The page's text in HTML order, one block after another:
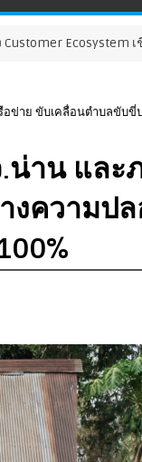
เชื่อมลูกบ้าน-พันธ
ข่าย ขับเคลื่อนตำบลขับ
าน และ
ความป